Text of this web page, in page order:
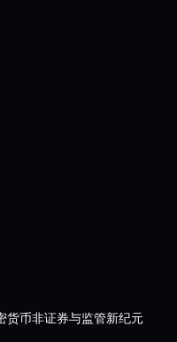
货币非证券与监管新纪元